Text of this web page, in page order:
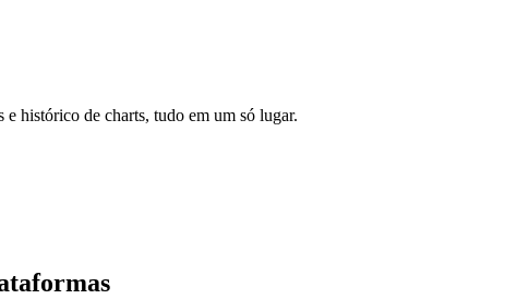
histórico de charts, tudo em um só lugar.